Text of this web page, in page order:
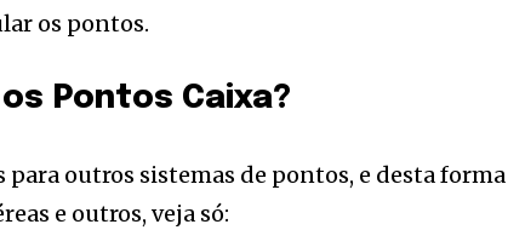
os pontos.
Pontos Caixa?
para outros sistemas de pontos, e desta forma
e outros, veja só: